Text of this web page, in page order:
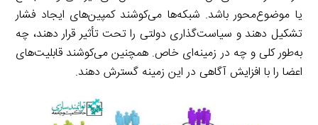
یا موضوع‌محور باشد. شبکه‌ها می‌کوشند کمپین‌های ایجاد فشار
تشکیل دهند و سیاست‌گذاری دولتی را تحت تأثیر قرار دهند، چه‌
به‌طور کلی و چه در زمینه‌ای خاص. همچنین می‌کوشند قابلیت‌های
اعضا را با افزایش آگاهی در این زمینه گسترش دهند.